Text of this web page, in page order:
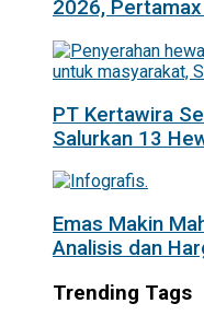
2026,
PT Kertawira
Salurkan 13
Emas Makin
Analisis dan
Trending Tags